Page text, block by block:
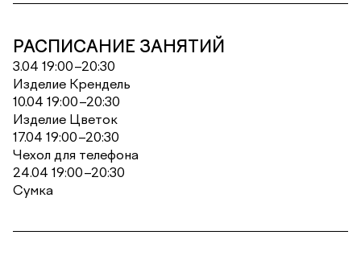
РАСПИСАНИЕ ЗАНЯТИЙ
3.04 19:00–20:30
Изделие Крендель
10.04 19:00–20:30
Изделие Цветок
17.04 19:00–20:30
Чехол для телефона
24.04 19:00–20:30
Сумка